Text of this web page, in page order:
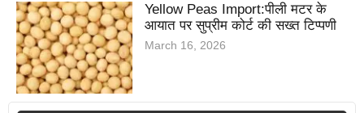
Yellow Peas Import:पीली मटर के
आयात पर सुप्रीम कोर्ट की सख्त टिप्पणी
March 16, 2026